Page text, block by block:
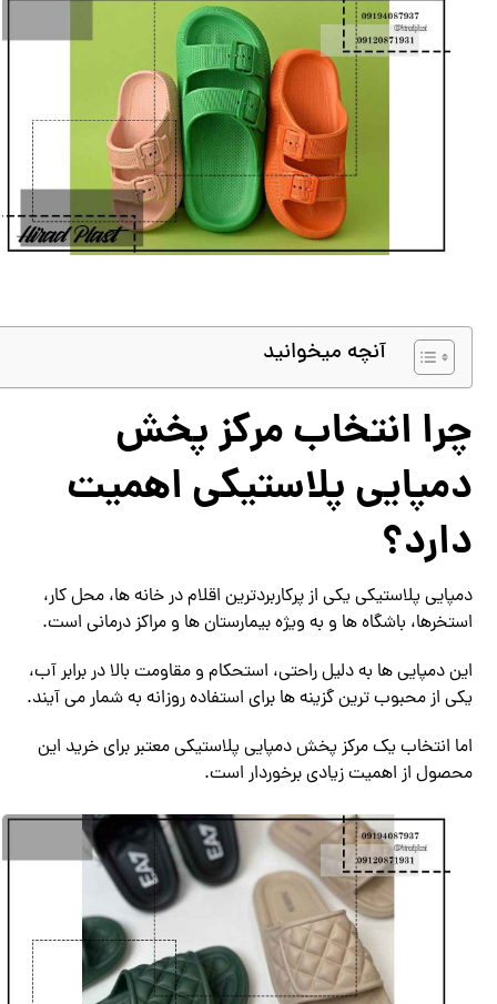
آنچه میخوانید
چرا انتخاب مرکز پخش
دمپایی پلاستیکی اهمیت
دارد؟
دمپایی پلاستیکی یکی از پرکاربردترین اقلام در خانه ها، محل کار،
استخرها، باشگاه ها و به ویژه بیمارستان ها و مراکز درمانی است.
این دمپایی ها به دلیل راحتی، استحکام و مقاومت بالا در برابر آب،
یکی از محبوب ترین گزینه ها برای استفاده روزانه به شمار می آیند.
اما انتخاب یک مرکز پخش دمپایی پلاستیکی معتبر برای خرید این
محصول از اهمیت زیادی برخوردار است.